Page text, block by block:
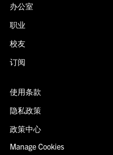
办公室
职业
校友
订阅
使用条款
隐私政策
政策中心
Manage Cookies